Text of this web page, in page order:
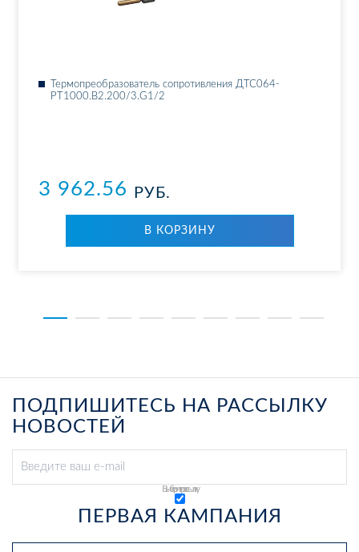
Тер­мо­пре­об­ра­зо­ва­тель со­про­тив­ле­ния ДТ­С064-
РТ1000.В2.200/3.G1/2
3 962.56 РУБ.
В КОРЗИНУ
ПОДПИШИТЕСЬ НА РАССЫЛКУ
НОВОСТЕЙ
Выберите рассылку
ПЕРВАЯ КАМПАНИЯ